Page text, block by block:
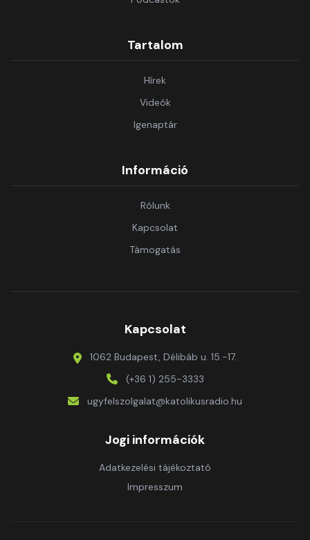
Tartalom
Hírek
Videók
Igenaptár
Információ
Rólunk
Kapcsolat
Támogatás
Kapcsolat
1062 Budapest, Délibáb u. 15.-17.
(+36 1) 255-3333
ugyfelszolgalat@katolikusradio.hu
Jogi információk
Adatkezelési tájékoztató
Impresszum